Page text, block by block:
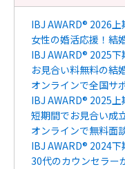
IBJ AWARD® 2026
女性の婚活応援！結
IBJ AWARD® 2025
お見合い料無料の結
オンラインで全国サ
IBJ AWARD® 2025
短期間でお見合い成
オンラインで無料面
IBJ AWARD® 2024
30代のカウンセラー